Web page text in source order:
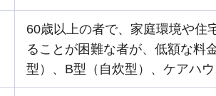
60歳以上の者で、家庭環境や住
ることが困難な者が、低額な料
型）、B型（自炊型）、ケアハウ